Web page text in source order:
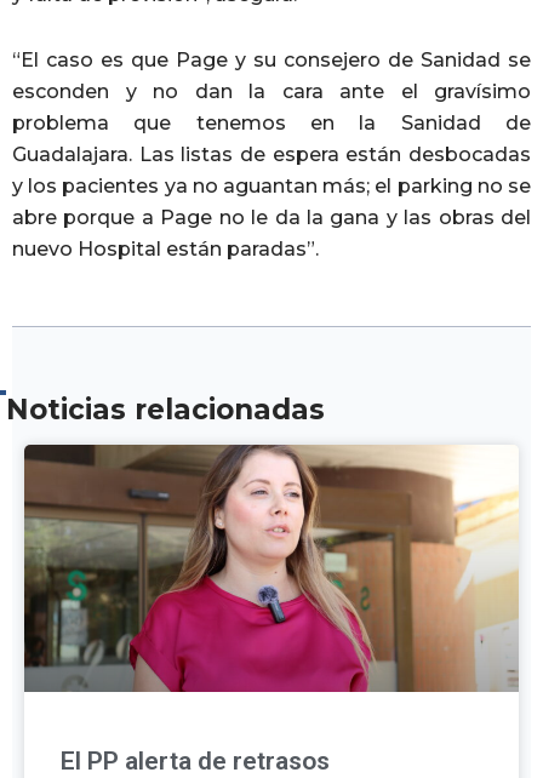
“El caso es que Page y su consejero de Sanidad se
esconden y no dan la cara ante el gravísimo
problema que tenemos en la Sanidad de
Guadalajara. Las listas de espera están desbocadas
y los pacientes ya no aguantan más; el parking no se
abre porque a Page no le da la gana y las obras del
nuevo Hospital están paradas”.
Noticias relacionadas
El PP alerta de retrasos